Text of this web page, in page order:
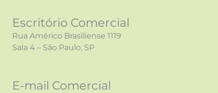
Escritório Comercial
Rua Américo Brasiliense 1119
Sala 4 – São Paulo, SP
E-mail Comercial